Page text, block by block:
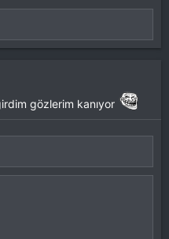
gözlerim kanıyor